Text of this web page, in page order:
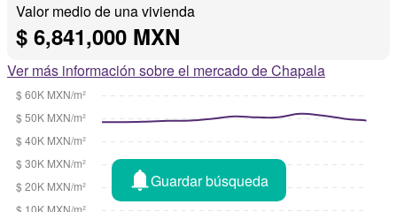
Valor medio de una vivienda
$ 6,841,000 MXN
Ver más información sobre el mercado de Chapala
Guardar búsqueda